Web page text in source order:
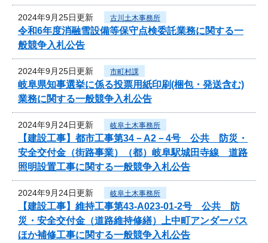
2024年9月25日更新 古川土木事務所
令和6年度消融雪設備等保守点検委託業務に関する一
般競争入札公告
2024年9月25日更新 市町村課
岐阜県知事選挙に係る投票用紙印刷(梱包・発送含む)
業務に関する一般競争入札公告
2024年9月24日更新 岐阜土木事務所
【建設工事】都市工事第34－A2－4号 公共 防災・
安全交付金（街路事業）（都）岐阜駅城田寺線 道路
照明設置工事に関する一般競争入札公告
2024年9月24日更新 岐阜土木事務所
【建設工事】維持工事第43-A023-01-2号 公共 防
災・安全交付金（道路維持修繕）上中町アンダーパス
ほか補修工事に関する一般競争入札公告